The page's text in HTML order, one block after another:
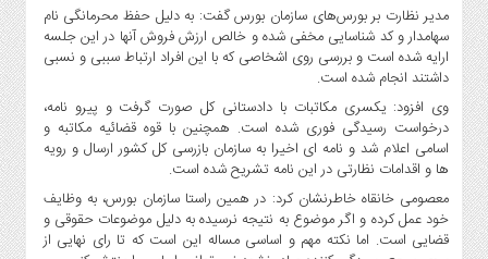
مدیر نظارت بر بورس‌های سازمان بورس گفت: به دلیل حفظ محرمانگی نام
سهامدار و کد شناسایی مخفی شده و خالص ارزش فروش آنها در این جلسه
ارایه شده است و بررسی روی اشخاصی که با این افراد ارتباط سببی و نسبی
داشتند انجام شده است.
وی افزود: یکسری مکاتبات با دادستانی کل صورت گرفت و پیرو نامه،
درخواست رسیدگی فوری شده است. همچنین با قوه قضائیه مکاتبه و
اسامی اعلام شد و نامه ای اخیرا به سازمان بازرسی کل کشور ارسال و رویه
ها و اقدامات نظارتی در این نامه تشریح شده است.
معصومی خانقاه خاطرنشان کرد: در همین راستا سازمان بورس، به وظایف
خود عمل کرده و اگر موضوع به نتیجه نرسیده به دلیل موضوعات حقوقی و
قضایی است. اما نکته مهم و اساسی مساله این است که تا رای نهایی از